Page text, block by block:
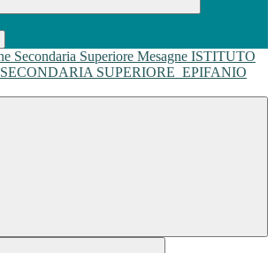
ISTITUTO
SECONDARIA SUPERIORE EPIFANIO